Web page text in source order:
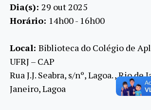
Dia(s): 29 out 2025
Horário: 14h00 - 16h00
Local: Biblioteca do Colégio de
UFRJ – CAP
Rua J.J. Seabra, s/nº, Lagoa. , Rio de
Janeiro, Lagoa